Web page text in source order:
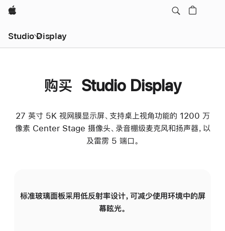
Apple
Studio Display
购买 Studio Display
27 英寸 5K 视网膜显示屏、支持桌上视角功能的 1200 万
像素 Center Stage 摄像头、录音棚级麦克风和扬声器，以
及雷雳 5 端口。
标准玻璃面板采用低反射率设计，可减少使用环境中的屏
幕眩光。